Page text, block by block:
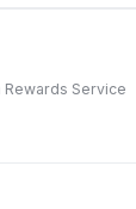
Rewards Service